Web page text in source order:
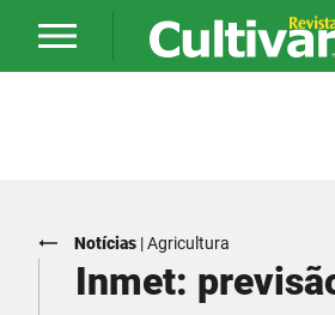
Notícias |Agricultura
Inmet: